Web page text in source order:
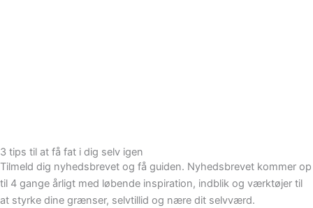
3 tips til at få fat i dig selv igen
Tilmeld dig nyhedsbrevet og få guiden. Nyhedsbrevet kommer op
til 4 gange årligt med løbende inspiration, indblik og værktøjer til
at styrke dine grænser, selvtillid og nære dit selvværd.